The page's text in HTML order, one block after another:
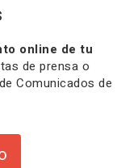
online de tu
de prensa o
Comunicados de